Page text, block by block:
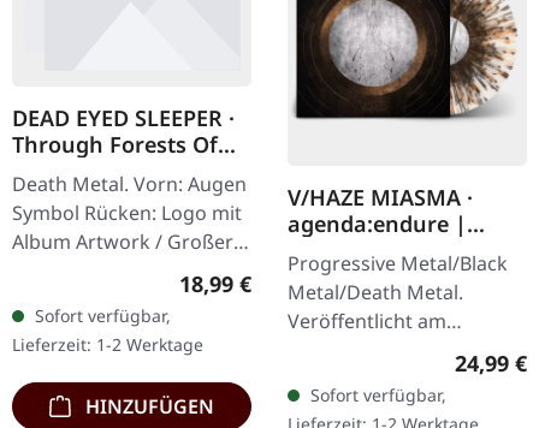
DEAD EYED SLEEPER ·
Through Forests Of
Nonentities Bug Zip |
HSW ZIP L
Death Metal. Vorn: Augen
Symbol Rücken: Logo mit
Album Artwork / Großer
stilisierter Käfer 80%
Baumwolle, 20% Polyester
Regulärer Preis:
18,99 €
Sofort verfügbar,
Lieferzeit: 1-2 Werktage
HINZUFÜGEN
V/HAZE MIASMA ·
agenda:endure |
SPLATTER LP
Progressive Metal/Black
Metal/Death Metal.
Veröffentlicht am
08.12.2023, auf Supreme
Chaos Records. SCR
Exklusives Ultra
24,99 €
Sofort verfügbar,